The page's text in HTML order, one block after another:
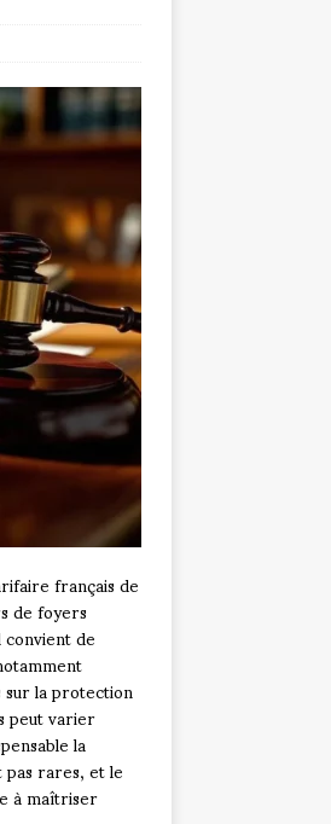
français de
de foyers
de
la protection
peut varier
la
rares, et le
à maîtriser